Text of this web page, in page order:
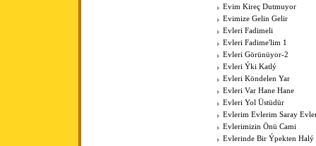
Evim Kireç Dutmuyor
Evimize Gelin Gelir
Evleri Fadimeli
Evleri Fadime'lim 1
Evleri Görünüyor-2
Evleri Ýki Katlý
Evleri Köndelen Yar
Evleri Var Hane Hane
Evleri Yol Üstüdür
Evlerim Evlerim Saray
Evlerimizin Önü Cami
Evlerinde Bir Ýpekten Halý